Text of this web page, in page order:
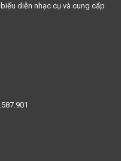
diễn nhạc cụ và cung cấp